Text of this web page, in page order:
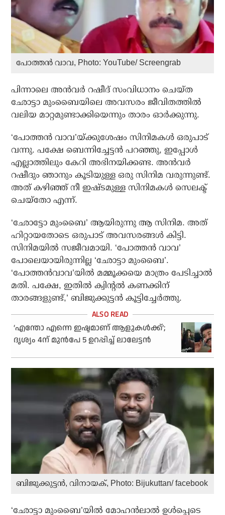
പോത്തൻ വാവ, Photo: YouTube/ Screengrab
പിന്നാലെ അൻവർ റഷീദ് സംവിധാനം ചെയ്ത
ഛോട്ടാ മുംബൈയിലെ അവസരം ജീവിതത്തിൽ
വലിയ മാറ്റമുണ്ടാക്കിയെന്നും താരം ഓർക്കുന്നു.
‘പോത്തൻ വാവ’യ്ക്കുശേഷം സിനിമകൾ ഒരുപാട്
വന്നു. പക്ഷേ ബെന്നിച്ചേട്ടൻ പറഞ്ഞു, ഇപ്പോൾ
എല്ലാത്തിലും കേറി അഭിനയിക്കണ്ട. അൻവർ
റഷീദും ഞാനും കൂടിയുള്ള ഒരു സിനിമ വരുന്നുണ്ട്.
അത് കഴിഞ്ഞ് നീ ഇഷ്ടമുള്ള സിനിമകൾ സെലക്ട്
ചെയ്തോ എന്ന്.
‘ഛോട്ടോ മുംബൈ’ ആയിരുന്നു ആ സിനിമ. അത്
ഹിറ്റായതോടെ ഒരുപാട് അവസരങ്ങൾ കിട്ടി.
സിനിമയിൽ സജീവമായി. ‘പോത്തൻ വാവ’
പോലെയായിരുന്നില്ല ‘ഛോട്ടാ മുംബൈ’.
‘പോത്തൻവാവ’യിൽ മമ്മൂക്കയെ മാത്രം പേടിച്ചാൽ
മതി. പക്ഷേ, ഇതിൽ ക്വിന്റൽ കണക്കിന്
താരങ്ങളുണ്ട്,’ ബിജുക്കുട്ടൻ കൂട്ടിച്ചേർത്തു.
‘എന്തോ എന്നെ ഇഷ്ടമാണ് ആളുകൾക്ക്’;
ദൃശ്യം 4ന് മുൻപേ 5 ഉറപ്പിച്ച് ലാലേട്ടൻ
ബിജുക്കുട്ടൻ, വിനായക്, Photo: Bijukuttan/ facebook
‘ഛോട്ടാ മുംബൈ’യിൽ മോഹൻലാൽ ഉൾപ്പെടെ